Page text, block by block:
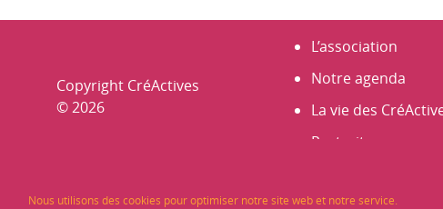
Nous utilisons des cookies pour optimiser notre site web et notre service.
Copyright CréActives
© 2026
L’association
Notre agenda
La vie des
Portraits